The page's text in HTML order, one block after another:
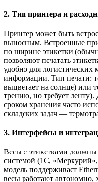
2. Тип принтера и
Принтер может быть
выносным. Встроенные
по ширине этикетки
позволяют печатать
удобно для
информации. Тип печати:
выцветает на солнце) или
трению, но требует
сроком хранения часто
складских задач —
3. Интерфейсы и
Весы с этикетками
системой (1С, «Меркурий»,
модель поддерживает
весы работают автономно,